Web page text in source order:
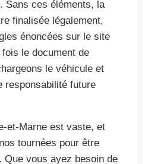
Sans ces éléments, la
finalisée légalement,
énoncées sur le site
fois le document de
le véhicule et
responsabilité future
et-Marne est vaste, et
tournées pour être
vous ayez besoin de